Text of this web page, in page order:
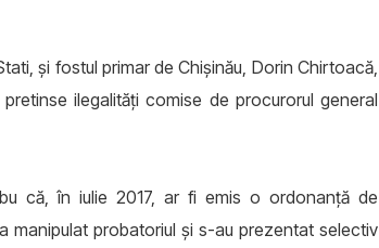
şi fostul primar de Chişinău, Dorin Chirtoacă,
ilegalităţi comise de procurorul general
că, în iulie 2017, ar fi emis o ordonanță de
manipulat probatoriul și s-au prezentat selectiv